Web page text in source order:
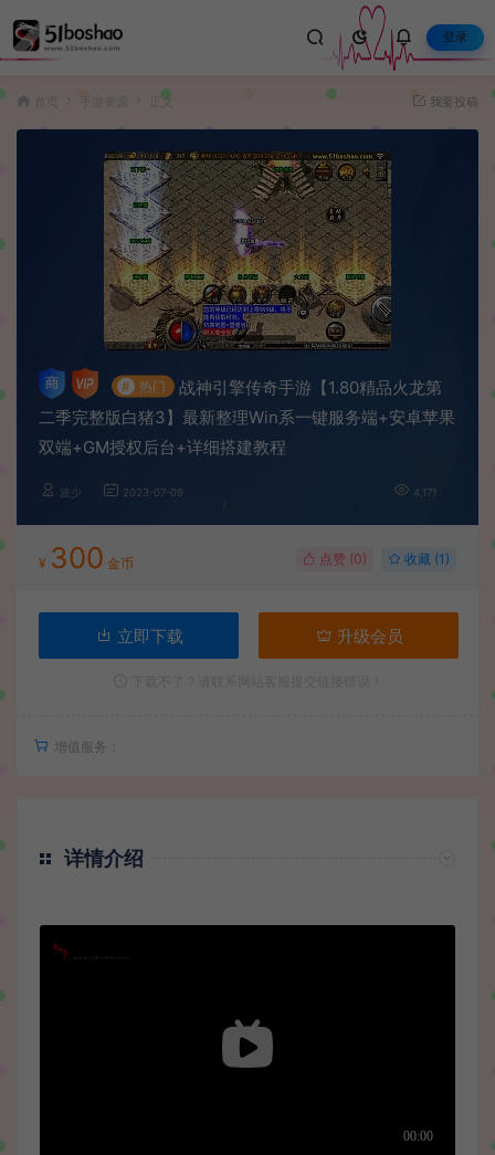
登录
手游资源 正文 我要投稿
# 热门
战神引擎传奇手游【1.80精品火龙第
二季完整版白猪3】最新整理Win系一键服务端+安卓苹果
双端+GM授权后台+详细搭建教程
波少 2023-07-09 4,171
¥ 300 金币 点赞 (0) 收藏 (1)
立即下载 升级会员
增值服务：
详情介绍